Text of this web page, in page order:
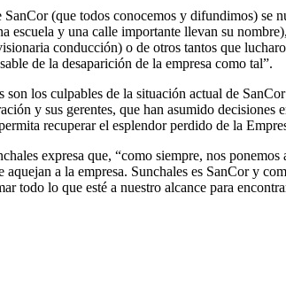
SanCor (que todos conocemos y difundimos)
escuela y una calle importante llevan su
conducción) o de otros tantos que
de la desaparición de la empresa como tal”.
son los culpables de la situación actual de
y sus gerentes, que han asumido
recuperar el esplendor perdido de la
expresa que, “como siempre, nos
a la empresa. Sunchales es SanCor y
todo lo que esté a nuestro alcance para